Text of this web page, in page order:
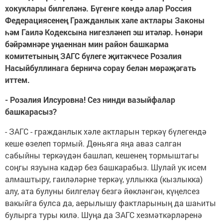
хокуклары билгеләнә. Бүгенге көндә алар Россия
Федерациясенең Гражданлык хәле актлары Законы
һәм Гаилә Кодексына нигезләнеп эш итәләр. Һөнәри
бәйрәмнәре уңаеннан мин район башкарма
комитетының ЗАГС бүлеге җитәкчесе Розалия
Насыйбуллинага берничә сорау белән мөрәҗәгать
иттем.
- Розалия Илсуровна! Сез нинди вазыйфалар
башкарасыз?
- ЗАГС - гражданлык хәле актларын теркәү бүлегендә
кеше өзелеп тормый. Дөньяга яңа аваз салган
сабыйны теркәүдән башлап, кешенең тормыштагы
соңгы язуына кадәр без башкарабыз. Шулай ук исем
алмаштыру, гаиләләрне теркәү, уллыкка (кызлыкка)
алу, ата булуны билгеләү безгә йөкләнгән, күңелсез
вакыйга булса да, аерылышу фактларының да шаһиты
булырга туры килә. Шуңа да ЗАГС хезмәткәрләренә